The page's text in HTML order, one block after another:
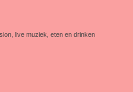
live muziek, eten en drinken